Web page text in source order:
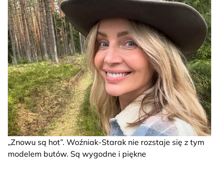
„Znowu są hot”. Woźniak-Starak nie rozstaje się z tym
modelem butów. Są wygodne i piękne